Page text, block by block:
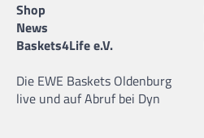
Shop
News
Baskets4Life e.V.
Die EWE Baskets Oldenburg
live und auf Abruf bei Dyn